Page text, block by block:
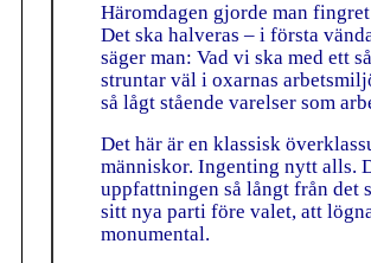
Häromdagen gjorde man
Det ska halveras – i första
säger man: Vad vi ska med ett
struntar väl i oxarnas
så lågt stående varelser som
Det här är en klassisk
människor. Ingenting nytt alls.
uppfattningen så långt från det
sitt nya parti före valet, att
monumental.